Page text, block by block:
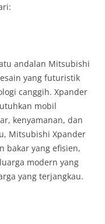
andalan Mitsubishi
yang futuristik
canggih. Xpander
mobil
kenyamanan, dan
Mitsubishi Xpander
bakar yang efisien,
modern yang
yang terjangkau.